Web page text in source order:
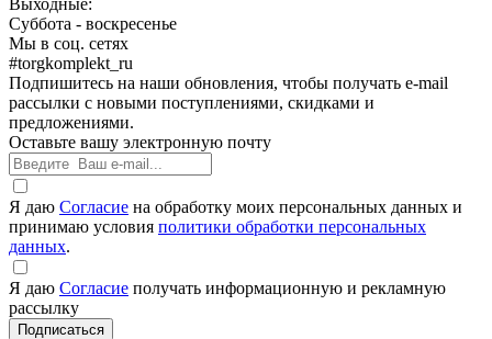
Суббота - воскресенье
Мы в соц. сетях
#torgkomplekt_ru
Подпишитесь на наши обновления, чтобы получать e-mail
рассылки с новыми поступлениями, скидками и
предложениями.
Оставьте вашу электронную почту
Я даю Согласие на обработку моих персональных данных и
принимаю условия политики обработки персональных
данных.
Я даю Согласие получать информационную и рекламную
рассылку